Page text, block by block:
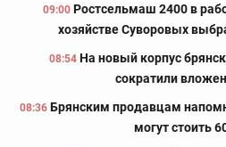
09:00 Ростсельмаш 2400 в
хозяйстве Суворовых
08:54 На новый корпус
сократили
08:36 Брянским продавцам
могут стоить